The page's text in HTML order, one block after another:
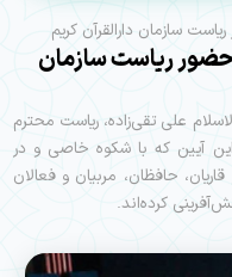
سازمان دارالقرآن کریم
حضور ریاست سازمان
علی تقی‌زاده، ریاست محترم
این آیین که با شکوه خاصی و در
حافظان، مربیان و فعالان
کرده‌اند.